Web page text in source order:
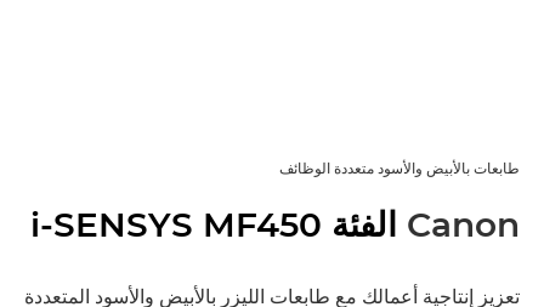
طابعات بالأبيض والأسود متعددة الوظائف
Canon الفئة i-SENSYS MF450
تعزيز إنتاجية أعمالك مع طابعات الليزر بالأبيض والأسود المتعددة